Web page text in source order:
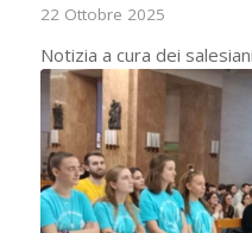
22 Ottobre 2025
Notizia a cura dei